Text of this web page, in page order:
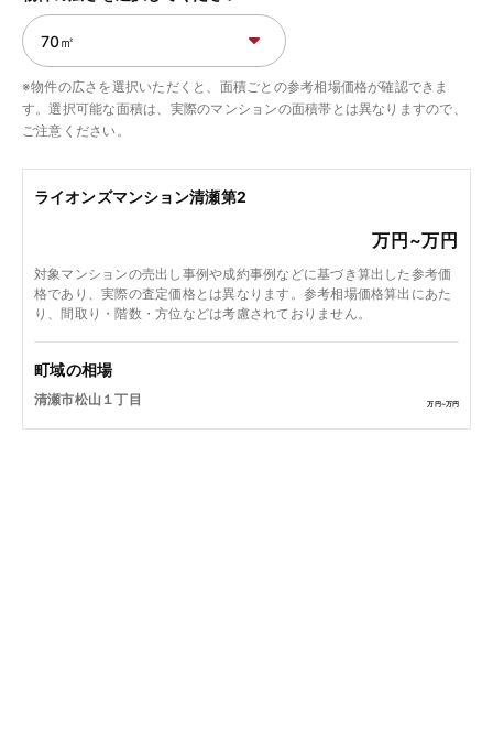
ライオンズマンション清瀬第2
万円~万円
対象マンションの売出し事例や成約事例などに基づき算出した参考価
格であり、実際の査定価格とは異なります。参考相場価格算出にあた
り、間取り・階数・方位などは考慮されておりません。
町域の相場
清瀬市松山１丁目 万円~万円
※物件の広さを選択いただくと、面積ごとの参考相場価格が確認できま
す。選択可能な面積は、実際のマンションの面積帯とは異なりますので、
ご注意ください。